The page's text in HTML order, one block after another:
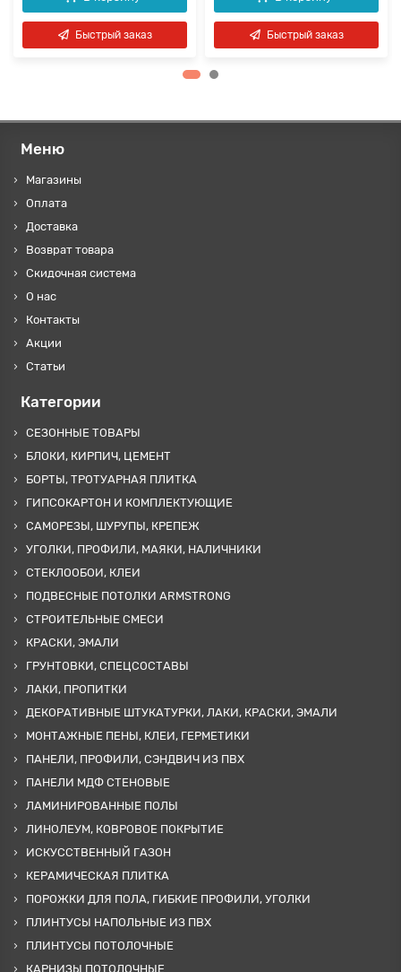
Быстрый заказ Быстрый заказ
Меню
Магазины
Оплата
Доставка
Возврат товара
Скидочная система
О нас
Контакты
Акции
Статьи
Категории
СЕЗОННЫЕ ТОВАРЫ
БЛОКИ, КИРПИЧ, ЦЕМЕНТ
БОРТЫ, ТРОТУАРНАЯ ПЛИТКА
ГИПСОКАРТОН И КОМПЛЕКТУЮЩИЕ
САМОРЕЗЫ, ШУРУПЫ, КРЕПЕЖ
УГОЛКИ, ПРОФИЛИ, МАЯКИ, НАЛИЧНИКИ
СТЕКЛООБОИ, КЛЕИ
ПОДВЕСНЫЕ ПОТОЛКИ ARMSTRONG
СТРОИТЕЛЬНЫЕ СМЕСИ
КРАСКИ, ЭМАЛИ
ГРУНТОВКИ, СПЕЦСОСТАВЫ
ЛАКИ, ПРОПИТКИ
ДЕКОРАТИВНЫЕ ШТУКАТУРКИ, ЛАКИ, КРАСКИ, ЭМАЛИ
МОНТАЖНЫЕ ПЕНЫ, КЛЕИ, ГЕРМЕТИКИ
ПАНЕЛИ, ПРОФИЛИ, СЭНДВИЧ ИЗ ПВХ
ПАНЕЛИ МДФ СТЕНОВЫЕ
ЛАМИНИРОВАННЫЕ ПОЛЫ
ЛИНОЛЕУМ, КОВРОВОЕ ПОКРЫТИЕ
ИСКУССТВЕННЫЙ ГАЗОН
КЕРАМИЧЕСКАЯ ПЛИТКА
ПОРОЖКИ ДЛЯ ПОЛА, ГИБКИЕ ПРОФИЛИ, УГОЛКИ
ПЛИНТУСЫ НАПОЛЬНЫЕ ИЗ ПВХ
ПЛИНТУСЫ ПОТОЛОЧНЫЕ
КАРНИЗЫ ПОТОЛОЧНЫЕ